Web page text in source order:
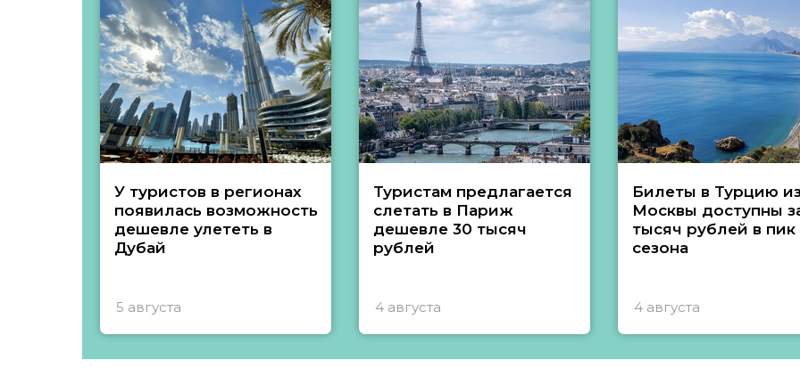
У туристов в регионах
появилась возможность
дешевле улететь в
Дубай
5 августа
Туристам предлагается
слетать в Париж
дешевле 30 тысяч
рублей
4 августа
Билеты в Турцию из
Москвы доступны
тысяч рублей в пик
сезона
4 августа